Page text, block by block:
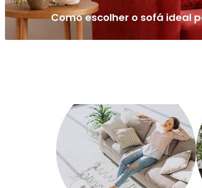
Como escolher o sofá ideal